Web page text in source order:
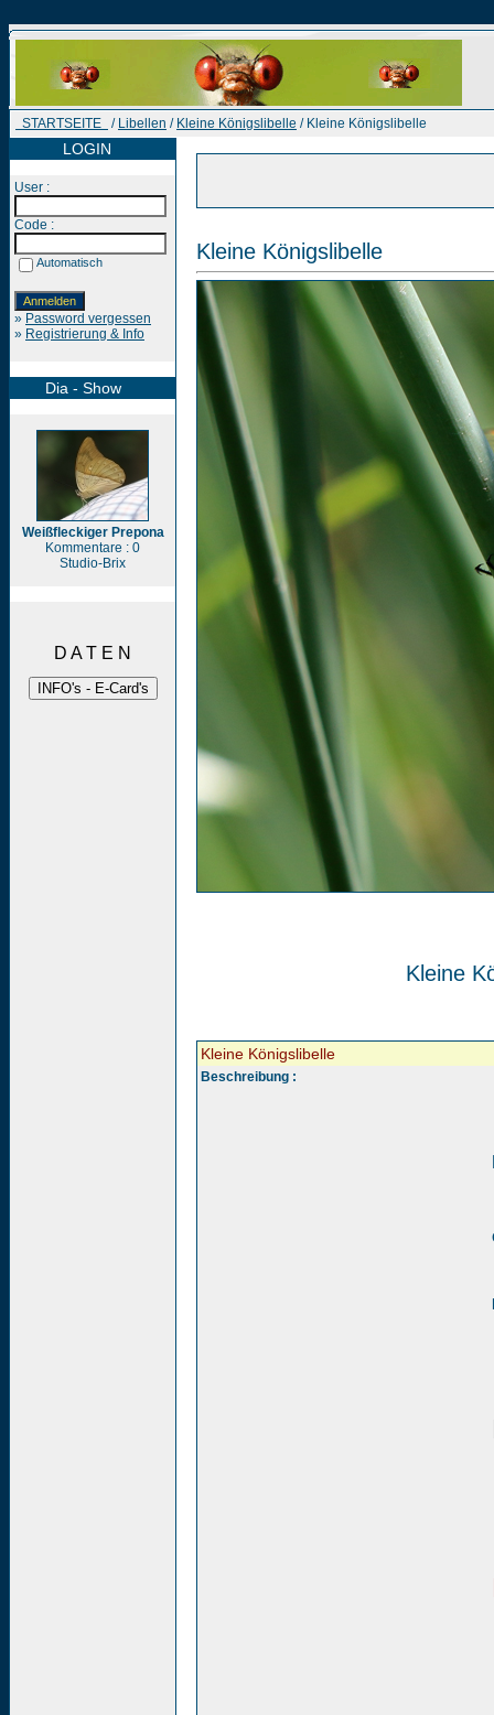
STARTSEITE / Libellen / Kleine Königslibelle / Kleine Königslibelle
LOGIN
User :
Code :
Automatisch
» Password vergessen
» Registrierung & Info
Dia - Show
Weißfleckiger Prepona
Kommentare : 0
Studio-Brix
D A T E N
Kleine Königslibelle
Kleine
Kleine Königslibelle
Beschreibung :